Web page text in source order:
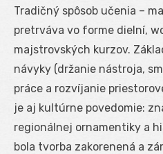
Tradičný spôsob učenia –
pretrváva vo forme dielní,
majstrovských kurzov.
návyky (držanie nástroja,
práce a rozvíjanie
je aj kultúrne povedomie:
regionálnej ornamentiky a
bola tvorba zakorenená a